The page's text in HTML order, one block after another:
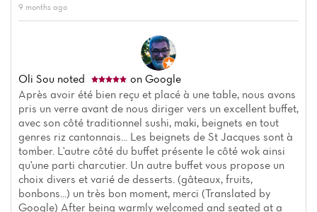
9 months ago
Oli Sou noted
on Google
Après avoir été bien reçu et placé à une table, nous avons
pris un verre avant de nous diriger vers un excellent buffet,
avec son côté traditionnel sushi, maki, beignets en tout
genres riz cantonnais... Les beignets de St Jacques sont à
tomber. L'autre côté du buffet présente le côté wok ainsi
qu'une parti charcutier. Un autre buffet vous propose un
choix divers et varié de desserts. (gâteaux, fruits,
bonbons...) un très bon moment, merci (Translated by
Google) After being warmly welcomed and seated at a